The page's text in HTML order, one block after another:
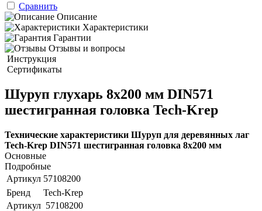
Сравнить
Описание
Характеристики
Гарантии
Отзывы и вопросы
Инструкция
Сертификаты
Шуруп глухарь 8х200 мм DIN571
шестигранная головка Tech-Krep
Технические характеристики Шуруп для деревянных лаг
Tech-Krep DIN571 шестигранная головка 8х200 мм
Основные
Подробные
Артикул 57108200
Бренд
Tech-Krep
Артикул 57108200